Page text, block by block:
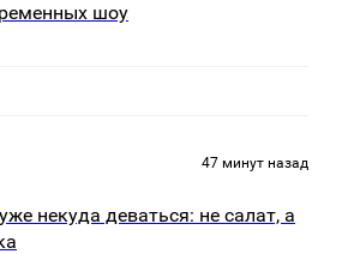
шоу
47 минут назад
некуда деваться: не салат, а